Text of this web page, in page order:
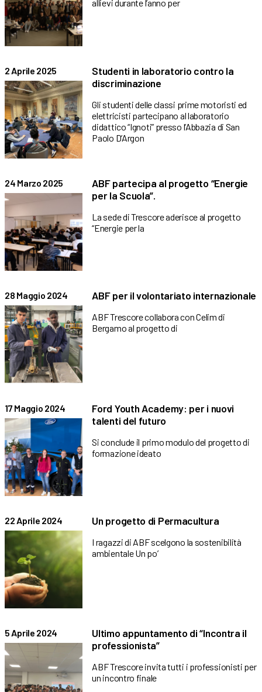
allievi durante l’anno per
2 Aprile 2025
Studenti in laboratorio contro la
discriminazione
Gli studenti delle classi prime motoristi ed
elettricisti partecipano al laboratorio
didattico “Ignoti” presso l’Abbazia di San
Paolo D’Argon
24 Marzo 2025
ABF partecipa al progetto “Energie
per la Scuola”.
La sede di Trescore aderisce al progetto
“Energie per la
28 Maggio 2024 ABF per il volontariato internazionale
ABF Trescore collabora con Celim di
Bergamo al progetto di
17 Maggio 2024
Ford Youth Academy: per i nuovi
talenti del futuro
Si conclude il primo modulo del progetto di
formazione ideato
22 Aprile 2024 Un progetto di Permacultura
I ragazzi di ABF scelgono la sostenibilità
ambientale Un po’
5 Aprile 2024
Ultimo appuntamento di “Incontra il
professionista”
ABF Trescore invita tutti i professionisti per
un incontro finale